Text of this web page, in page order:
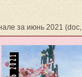
Драматургия
Повести,
Галерея
Поэзия[1016]
за июнь 2021